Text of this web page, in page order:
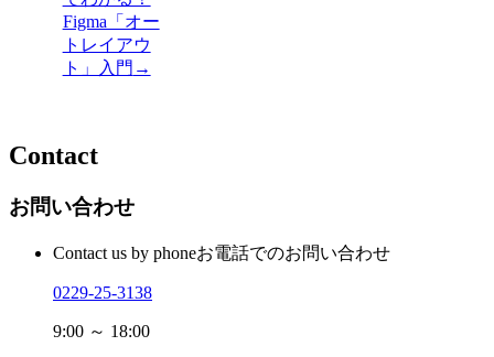
Figma「オー
トレイアウ
ト」入門 →
Contact
お問い合わせ
Contact us by phoneお電話でのお問い合わせ
0229-25-3138
9:00 ～ 18:00